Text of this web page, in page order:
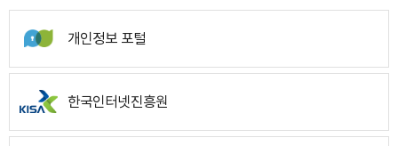
개인정보 포털
한국인터넷진흥원